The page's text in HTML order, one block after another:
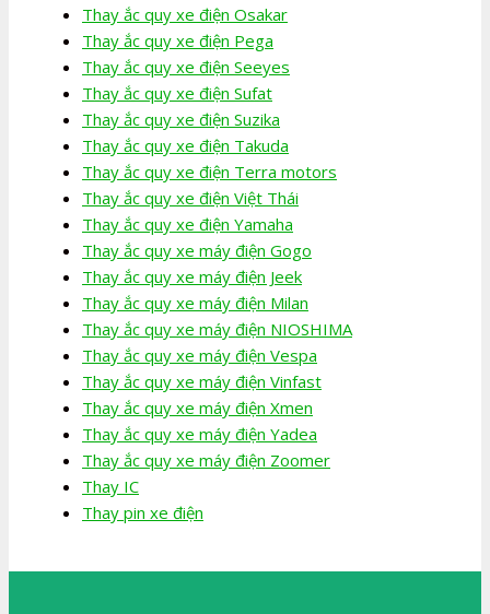
Thay ắc quy xe điện Osakar
Thay ắc quy xe điện Pega
Thay ắc quy xe điện Seeyes
Thay ắc quy xe điện Sufat
Thay ắc quy xe điện Suzika
Thay ắc quy xe điện Takuda
Thay ắc quy xe điện Terra motors
Thay ắc quy xe điện Việt Thái
Thay ắc quy xe điện Yamaha
Thay ắc quy xe máy điện Gogo
Thay ắc quy xe máy điện Jeek
Thay ắc quy xe máy điện Milan
Thay ắc quy xe máy điện NIOSHIMA
Thay ắc quy xe máy điện Vespa
Thay ắc quy xe máy điện Vinfast
Thay ắc quy xe máy điện Xmen
Thay ắc quy xe máy điện Yadea
Thay ắc quy xe máy điện Zoomer
Thay IC
Thay pin xe điện